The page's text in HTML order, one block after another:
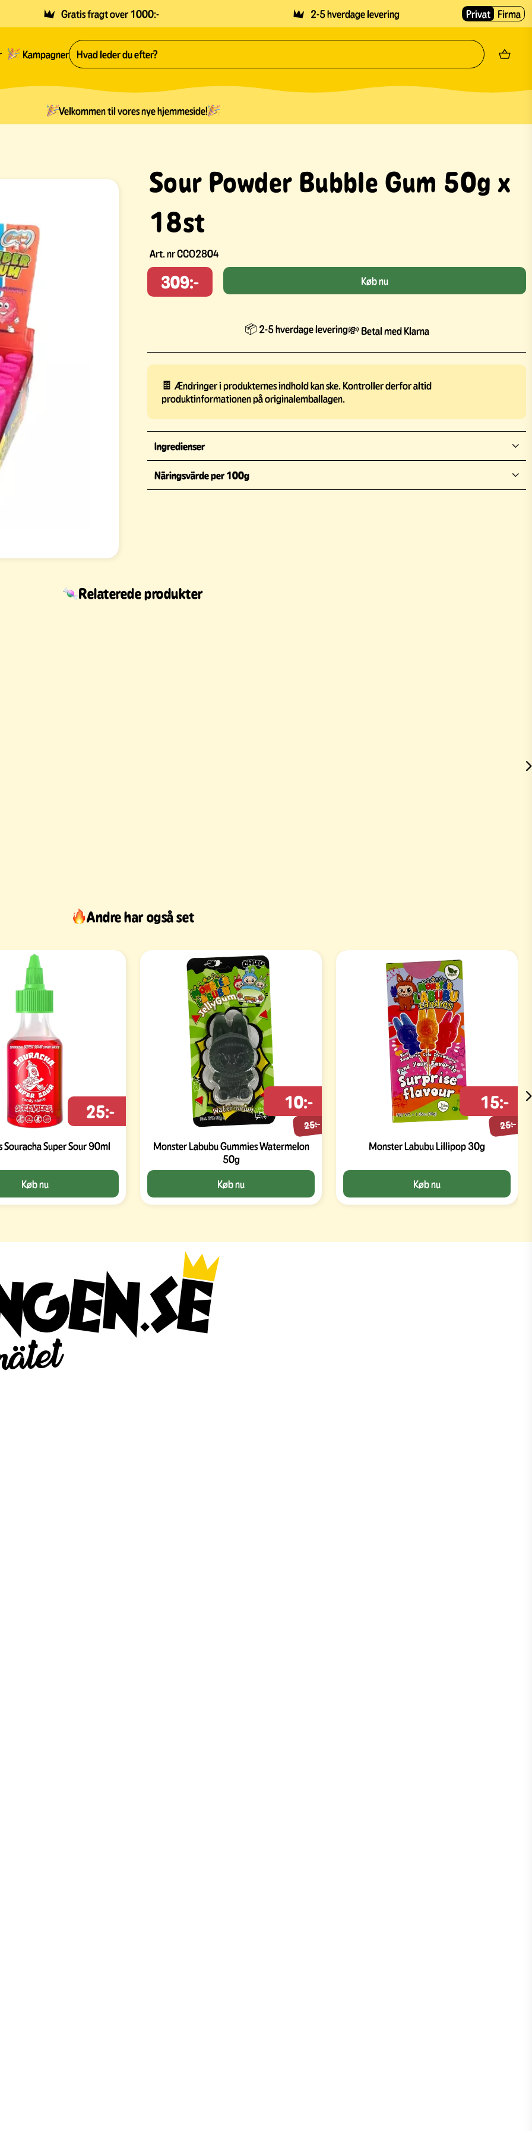
Gratis fragt over 1000:- 2-5 hverdage levering Privat Firma
Kampagner
Velkommen til vores nye hjemmeside!
Sour Powder Bubble Gum 50g x
18st
Art. nrCCO2804
309:- Køb nu
📦 2-5 hverdage levering💸 Betal med Klarna
🍫 Ændringer i produkternes indhold kan ske. Kontroller derfor altid
produktinformationen på originalemballagen.
Ingredienser
Näringsvärde per 100g
Relaterede produkter
Andre har også set
Souracha Super Sour 90ml
25:-
Køb nu
Monster Labubu Gummies Watermelon
50g
25:-
10:-
Køb nu
Monster Labubu Lillipop 30g
25:-
15:-
Køb nu